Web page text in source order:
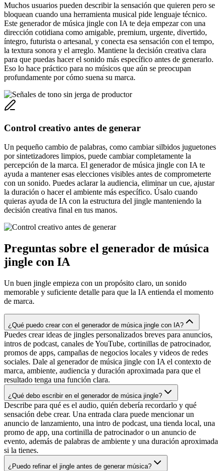
Muchos usuarios pueden describir la sensación que quieren pero se
bloquean cuando una herramienta musical pide lenguaje técnico.
Este generador de música jingle con IA te deja empezar con una
dirección cotidiana como amigable, premium, urgente, divertido,
íntegro, futurista o artesanal, y conecta esa sensación con el tempo,
la textura sonora y el arreglo. Mantiene la decisión creativa clara
para que puedas hacer el sonido más específico antes de generarlo.
Eso lo hace práctico para no músicos que aún se preocupan
profundamente por cómo suena su marca.
Control creativo antes de generar
Un pequeño cambio de palabras, como cambiar silbidos juguetones
por sintetizadores limpios, puede cambiar completamente la
percepción de la marca. El generador de música jingle con IA te
ayuda a mantener esas elecciones visibles antes de comprometerte
con un sonido. Puedes aclarar la audiencia, eliminar un cue, ajustar
la duración o hacer el ambiente más específico. Úsalo cuando
quieras ayuda de IA con la estructura del jingle manteniendo la
decisión creativa final en tus manos.
Preguntas sobre el generador de música
jingle con IA
Un buen jingle empieza con un propósito claro, un sonido
memorable y suficiente detalle para que la IA entienda el momento
de marca.
¿Qué puedo crear con el generador de música jingle con IA?
Puedes crear ideas de jingles personalizados breves para anuncios,
intros de podcast, canales de YouTube, cortinillas de patrocinador,
promos de apps, campañas de negocios locales y videos de redes
sociales. Dale al generador de música jingle con IA el contexto de
marca, ambiente, audiencia y duración aproximada para que el
resultado tenga una función clara.
¿Qué debo escribir en el generador de música jingle?
Describe para qué es el audio, quién debería recordarlo y qué
sensación debe crear. Una entrada clara puede mencionar un
anuncio de lanzamiento, una intro de podcast, una tienda local, una
promo de app, una cortinilla de patrocinador o un anuncio de
evento, además de palabras de ambiente y una duración aproximada
si la tienes.
¿Puedo refinar el jingle antes de generar música?